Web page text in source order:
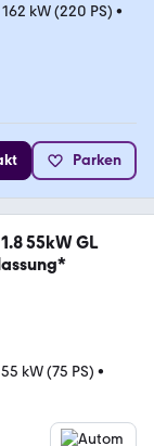
162 kW (220 PS) •
Parken
55kW GL
55 kW (75 PS) •